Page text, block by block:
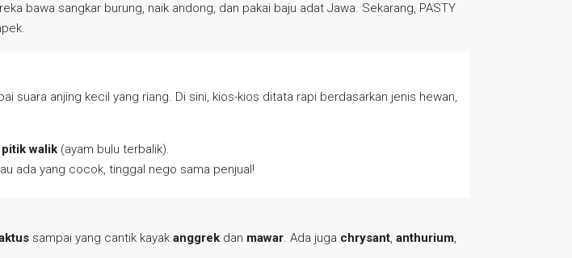
bawa sangkar burung, naik andong, dan pakai baju adat Jawa. Sekarang, PASTY
suara anjing kecil yang riang. Di sini, kios-kios ditata rapi berdasarkan jenis hewan,
pitik walik (ayam bulu terbalik).
ada yang cocok, tinggal nego sama penjual!
sampai yang cantik kayak anggrek dan mawar. Ada juga chrysant, anthurium,